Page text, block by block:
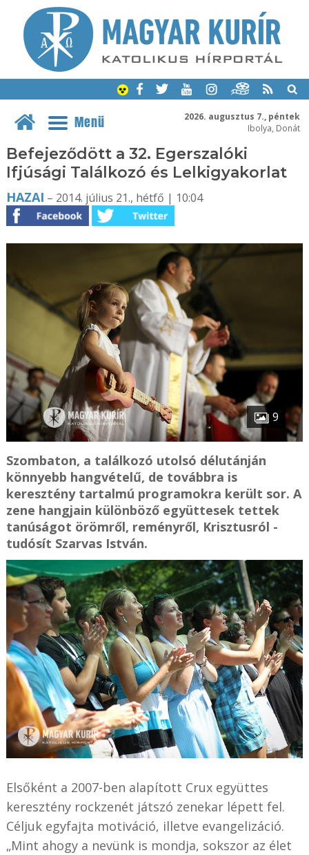
2026. augusztus 7., péntek
Ibolya, Donát
Menü
Befejeződött a 32. Egerszalóki
Ifjúsági Találkozó és Lelkigyakorlat
HAZAI – 2014. július 21., hétfő | 10:04
9
Szombaton, a találkozó utolsó délutánján
könnyebb hangvételű, de továbbra is
keresztény tartalmú programokra került sor. A
zene hangjain különböző együttesek tettek
tanúságot örömről, reményről, Krisztusról -
tudósít Szarvas István.
Elsőként a 2007-ben alapított Crux együttes
keresztény rockzenét játszó zenekar lépett fel.
Céljuk egyfajta motiváció, illetve evangelizáció.
„Mint ahogy a nevünk is mondja, sokszor az élet